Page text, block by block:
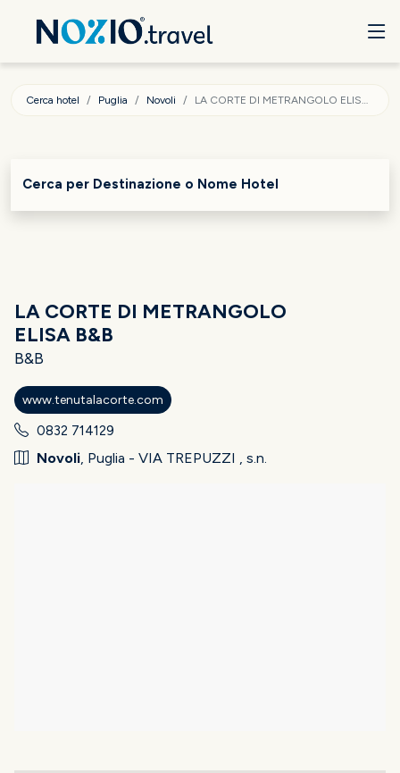
Cerca hotel Puglia Novoli LA CORTE DI METRANGOLO ELISA B&B
Cerca per Destinazione o Nome Hotel
LA CORTE DI METRANGOLO
ELISA B&B
B&B
www.tenutalacorte.com
0832 714129
Novoli, Puglia - VIA TREPUZZI , s.n.